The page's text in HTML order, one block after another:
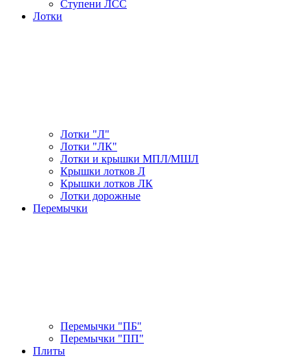
Ступени ЛСС
Лотки
Лотки "Л"
Лотки "ЛК"
Лотки и крышки МПЛ/МШЛ
Крышки лотков Л
Крышки лотков ЛК
Лотки дорожные
Перемычки
Перемычки "ПБ"
Перемычки "ПП"
Плиты